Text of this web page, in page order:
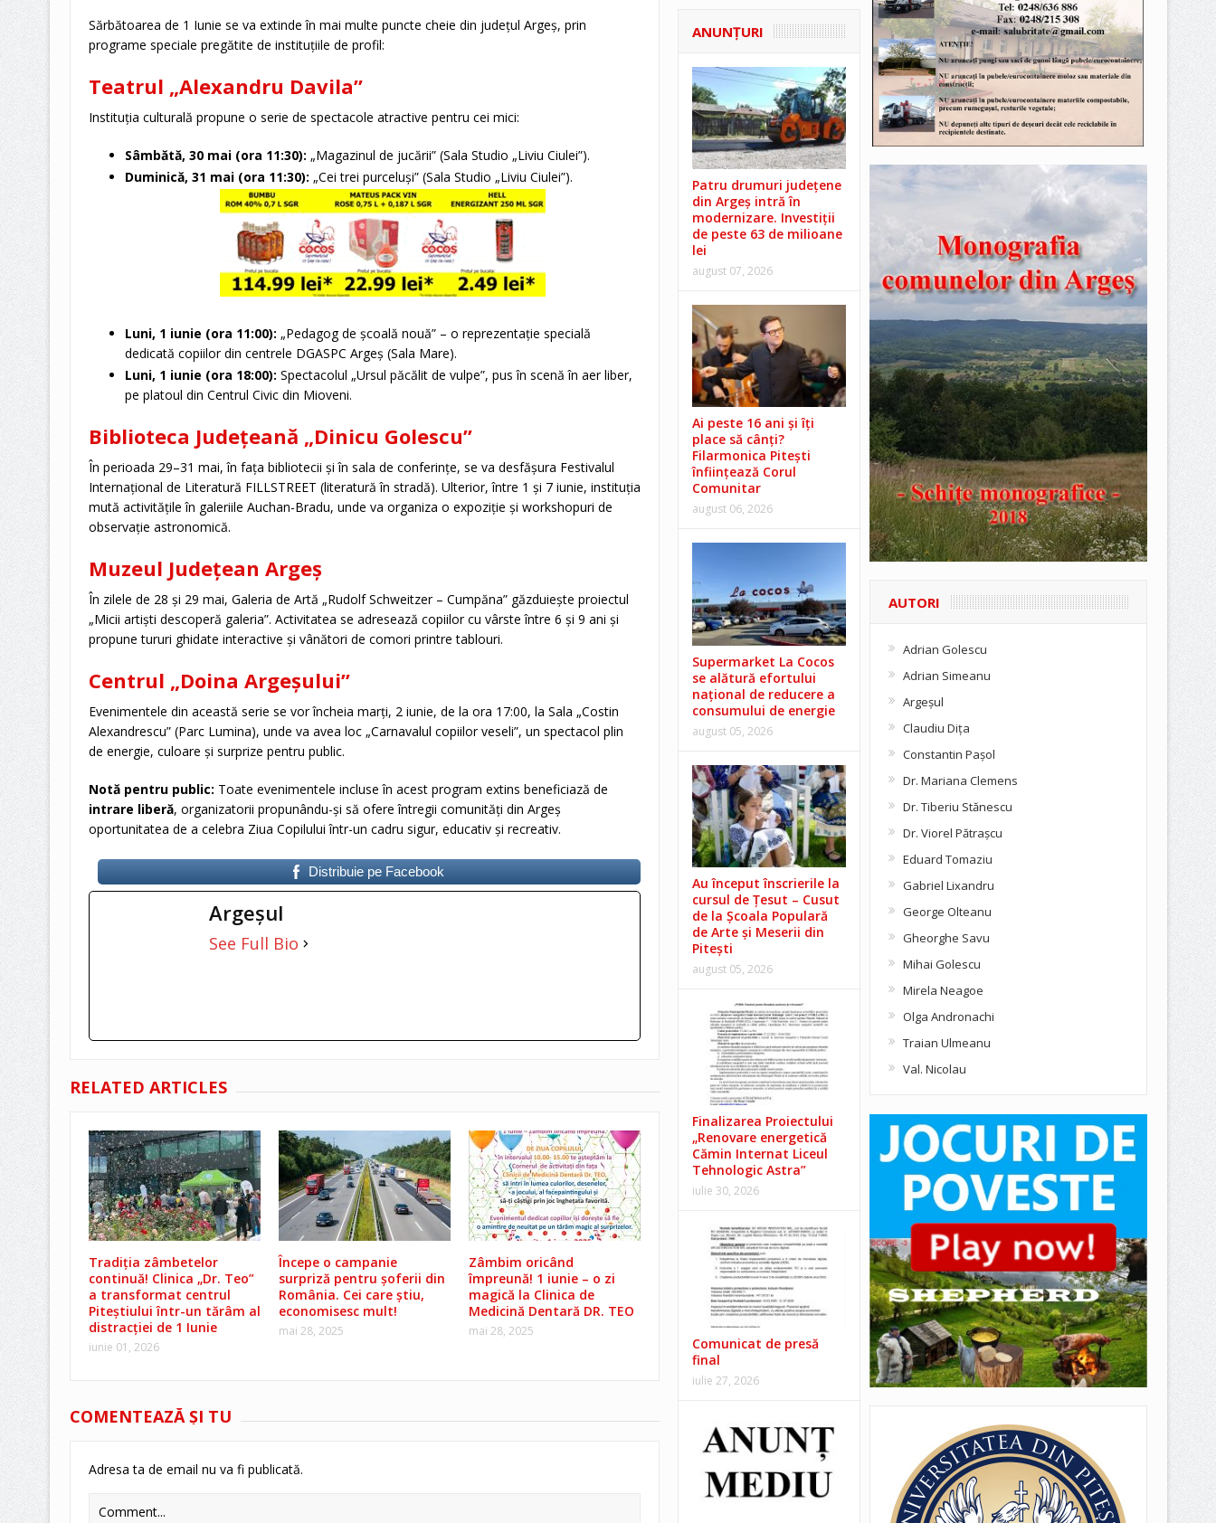
Sărbătoarea de 1 Iunie se va extinde în mai multe puncte cheie din județul Argeș, prin
programe speciale pregătite de instituțiile de profil:
Teatrul „Alexandru Davila”
Instituția culturală propune o serie de spectacole atractive pentru cei mici:
Sâmbătă, 30 mai (ora 11:30): „Magazinul de jucării” (Sala Studio „Liviu Ciulei”).
Duminică, 31 mai (ora 11:30): „Cei trei purceluși” (Sala Studio „Liviu Ciulei”).
Luni, 1 iunie (ora 11:00): „Pedagog de școală nouă” – o reprezentație specială
dedicată copiilor din centrele DGASPC Argeș (Sala Mare).
Luni, 1 iunie (ora 18:00): Spectacolul „Ursul păcălit de vulpe”, pus în scenă în aer liber,
pe platoul din Centrul Civic din Mioveni.
Biblioteca Județeană „Dinicu Golescu”
În perioada 29–31 mai, în fața bibliotecii și în sala de conferințe, se va desfășura Festivalul
Internațional de Literatură FILLSTREET (literatură în stradă). Ulterior, între 1 și 7 iunie, instituția
mută activitățile în galeriile Auchan-Bradu, unde va organiza o expoziție și workshopuri de
observație astronomică.
Muzeul Județean Argeș
În zilele de 28 și 29 mai, Galeria de Artă „Rudolf Schweitzer – Cumpăna” găzduiește proiectul
„Micii artiști descoperă galeria”. Activitatea se adresează copiilor cu vârste între 6 și 9 ani și
propune tururi ghidate interactive și vânători de comori printre tablouri.
Centrul „Doina Argeșului”
Evenimentele din această serie se vor încheia marți, 2 iunie, de la ora 17:00, la Sala „Costin
Alexandrescu” (Parc Lumina), unde va avea loc „Carnavalul copiilor veseli”, un spectacol plin
de energie, culoare și surprize pentru public.
Notă pentru public: Toate evenimentele incluse în acest program extins beneficiază de
intrare liberă, organizatorii propunându-și să ofere întregii comunități din Argeș
oportunitatea de a celebra Ziua Copilului într-un cadru sigur, educativ și recreativ.
Distribuie pe Facebook
Argeşul
See Full Bio
RELATED ARTICLES
Tradiția zâmbetelor
continuă! Clinica „Dr. Teo”
a transformat centrul
Piteștiului într-un tărâm al
distracției de 1 Iunie
iunie 01, 2026
Începe o campanie
surpriză pentru șoferii din
România. Cei care știu,
economisesc mult!
mai 28, 2025
Zâmbim oricând
împreună! 1 iunie – o zi
magică la Clinica de
Medicină Dentară DR. TEO
mai 28, 2025
COMENTEAZĂ ŞI TU
Adresa ta de email nu va fi publicată.
ANUNŢURI
Patru drumuri județene
din Argeș intră în
modernizare. Investiții
de peste 63 de milioane
lei
august 07, 2026
Ai peste 16 ani și îți
place să cânți?
Filarmonica Pitești
înființează Corul
Comunitar
august 06, 2026
Supermarket La Cocos
se alătură efortului
național de reducere a
consumului de energie
august 05, 2026
Au început înscrierile la
cursul de Țesut – Cusut
de la Școala Populară
de Arte și Meserii din
Pitești
august 05, 2026
Finalizarea Proiectului
„Renovare energetică
Cămin Internat Liceul
Tehnologic Astra”
iulie 30, 2026
Comunicat de presă
final
iulie 27, 2026
AUTORI
Adrian Golescu
Adrian Simeanu
Argeşul
Claudiu Diţa
Constantin Pașol
Dr. Mariana Clemens
Dr. Tiberiu Stănescu
Dr. Viorel Pătraşcu
Eduard Tomaziu
Gabriel Lixandru
George Olteanu
Gheorghe Savu
Mihai Golescu
Mirela Neagoe
Olga Andronachi
Traian Ulmeanu
Val. Nicolau